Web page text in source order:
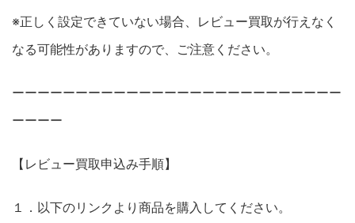
※正しく設定できていない場合、レビュー買取が行えなく
なる可能性がありますので、ご注意ください。
ーーーーーーーーーーーーーーーーーーーーーーーーーー
ーーーー
【レビュー買取申込み手順】
１．以下のリンクより商品を購入してください。